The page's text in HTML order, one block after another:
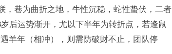
，巷为曲折之地，牛性沉稳，蛇性蛰伏，二者
后运势渐开，尤以下半年为转折点，若逢鼠
羊年（相冲），则需防破财不止，团队停